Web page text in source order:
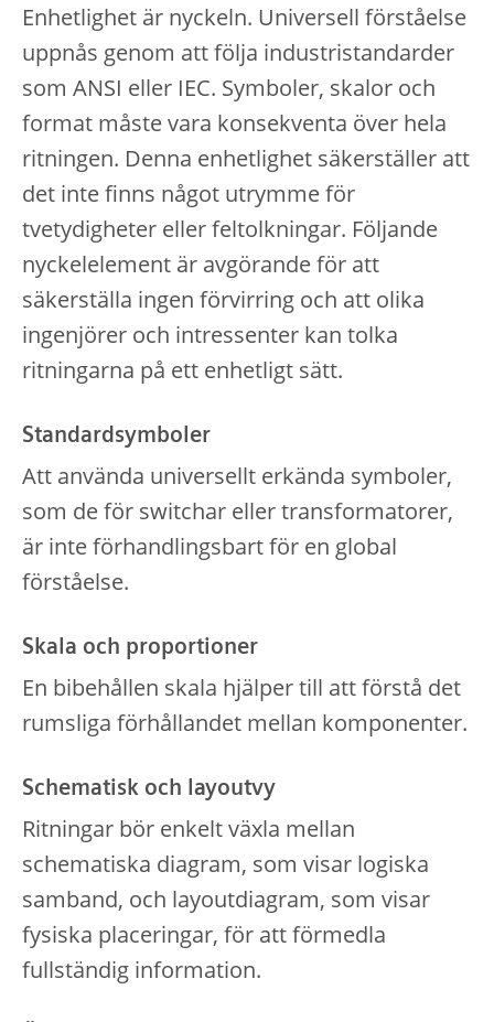
Enhetlighet är nyckeln. Universell förståelse
uppnås genom att följa industristandarder
som ANSI eller IEC. Symboler, skalor och
format måste vara konsekventa över hela
ritningen. Denna enhetlighet säkerställer att
det inte finns något utrymme för
tvetydigheter eller feltolkningar. Följande
nyckelelement är avgörande för att
säkerställa ingen förvirring och att olika
ingenjörer och intressenter kan tolka
ritningarna på ett enhetligt sätt.
Standardsymboler
Att använda universellt erkända symboler,
som de för switchar eller transformatorer,
är inte förhandlingsbart för en global
förståelse.
Skala och proportioner
En bibehållen skala hjälper till att förstå det
rumsliga förhållandet mellan komponenter.
Schematisk och layoutvy
Ritningar bör enkelt växla mellan
schematiska diagram, som visar logiska
samband, och layoutdiagram, som visar
fysiska placeringar, för att förmedla
fullständig information.